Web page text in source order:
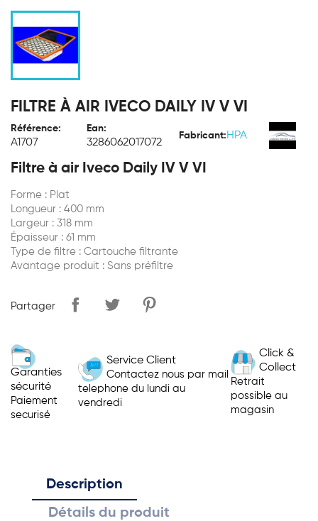
FILTRE À AIR IVECO DAILY IV V VI
Référence:
A1707
Ean:
3286062017072
Fabricant: HPA
Filtre à air Iveco Daily IV V VI
Forme : Plat
Longueur : 400 mm
Largeur : 318 mm
Épaisseur : 61 mm
Type de filtre : Cartouche filtrante
Avantage produit : Sans préfiltre
Partager
Garanties
sécurité
Paiement
securisé
Service Client
Contactez nous par mail
telephone du lundi au
vendredi
Click &
Collect
Retrait
possible au
magasin
Description
Détails du produit